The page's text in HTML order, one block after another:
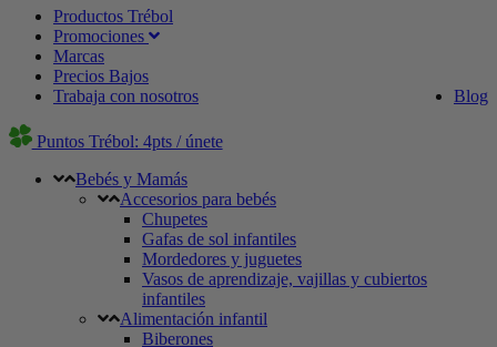
Productos Trébol
Promociones
Marcas
Precios Bajos
Blog
Trabaja con nosotros
Puntos Trébol: 4pts / únete
Bebés y Mamás
Accesorios para bebés
Chupetes
Gafas de sol infantiles
Mordedores y juguetes
Vasos de aprendizaje, vajillas y cubiertos
infantiles
Alimentación infantil
Biberones